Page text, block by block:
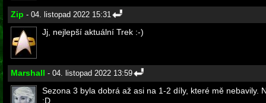
Zip - 04. listopad 2022 15:31
Jj, nejlepší aktuální Trek :-)
Marshall - 04. listopad 2022 13:59
Sezona 3 byla dobrá až asi na 1-2 díly, které mě nebavily.
:D